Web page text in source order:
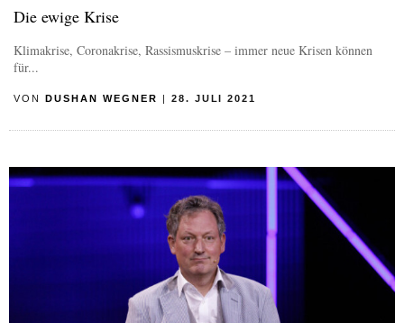
Die ewige Krise
Klimakrise, Coronakrise, Rassismuskrise – immer neue Krisen können
für...
VON DUSHAN WEGNER | 28. JULI 2021